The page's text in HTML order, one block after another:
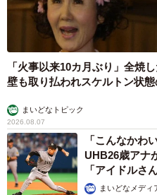
「火事以来10カ月ぶり」全焼
壁も取り払われスケルトン状
まいどなトピック
2026.08.07
「こんなかわ
UHB26歳ア
「アイドルさ
か」まいどなメディ